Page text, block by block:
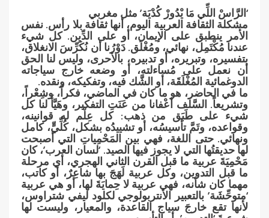
‘الرَّاسْ اللِّي مَا يْدُورْ كُدْيَة’ مثل مغربي
مشكلة الثقافة العربية اليوم، أنها ثقافة بلا رأس. نفس
الأمر ينطبق على الإيمان، أو على الدِّين. كل شيء
عندنا مُكْتَمِل، نهائي، ومُغْلَق. دَوْرُنا أن نُكَرِّسَ الانغلاق،
بتفسيره، وتبريره، أو تدبيره، بالأحرى، وليس لنا الحق
أن نعمل على مُساءلته، أو وضعه خارج سياجاته
الدوغمائية المُغْلَقَة، أو الشَّك فيه، وتفكيكه، ونقده.
ما في الحاضر، هو ما كان في الماضي، فكراً، وشِعْراً،
وتشريعاً. السَّلَف أعْفانا من عَنَتِ التفكير، وهَيَّأَ لنا كل
شيء على طَبَق من ذهب: كل عِلْم له قوانينه،
وقواعده، وتَمَّ تأسيسُه، أو تشييدُه بشكل، كُلِّيٍّ، كامل
ونهائي. حتى اللغة، فهي بين المَحْمِياتِ التي أصبحت
لها حديقتُها التي لا يجوز فيها الصيد. ‘لسان العرب’، كان
مَحْمِيَةَ عربية ما قبل القرن الثاني الهجري، أي مرحلة
ما قبل التدوين، وكل عربية لَهَجَ بها شاعِرٌ، أو كاتب،
مهما كان شأنه، فهي عربية لا حِمايَةَ لها، أو هي عربية
‘متوحِّشَة’ بالتعبير الأنتربولوجي لكلود ليفي شتراوس،
لأنها تقع خارجَ سياج القاعدة، والمعيار، وليست لها